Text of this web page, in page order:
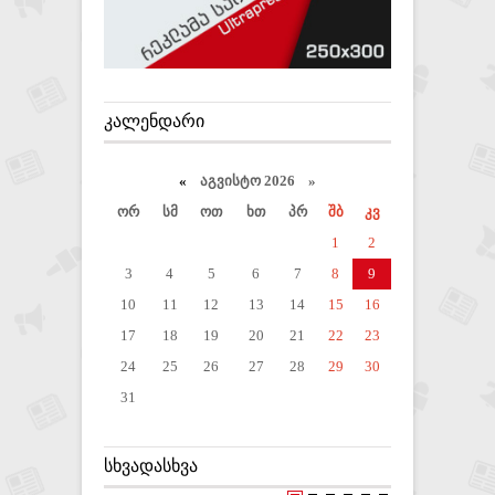
ᲙᲐᲚᲔᲜᲓᲐᲠᲘ
« აგვისტო 2026 »
ორ
სმ ოთ ხთ პრ შბ
კვ
1
2
3
4 5 6 7 8
9
10
11 12 13 14 15
16
17
18 19 20 21 22
23
24
25 26 27 28 29
30
31
ᲡᲮᲕᲐᲓᲐᲡᲮᲕᲐ